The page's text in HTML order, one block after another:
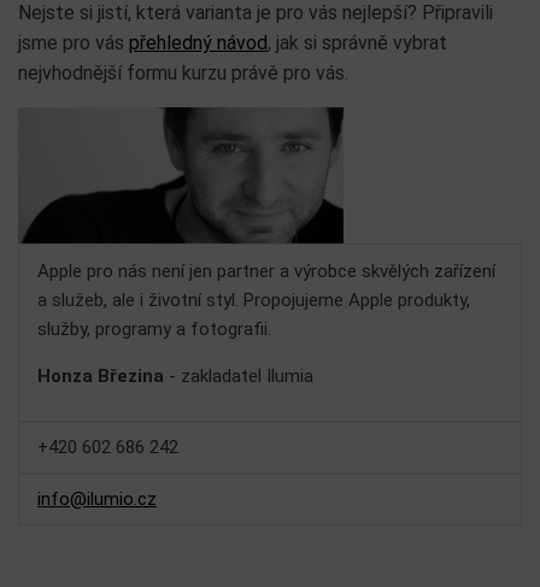
Nejste si jistí, která varianta je pro vás nejlepší? Připravili
jsme pro vás přehledný návod, jak si správně vybrat
nejvhodnější formu kurzu právě pro vás.
Apple pro nás není jen partner a výrobce skvělých zařízení
a služeb, ale i životní styl. Propojujeme Apple produkty,
služby, programy a fotografii.
Honza Březina - zakladatel Ilumia
+420 602 686 242
info@ilumio.cz